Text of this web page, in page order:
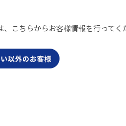
こちらからお客様情報を行ってく